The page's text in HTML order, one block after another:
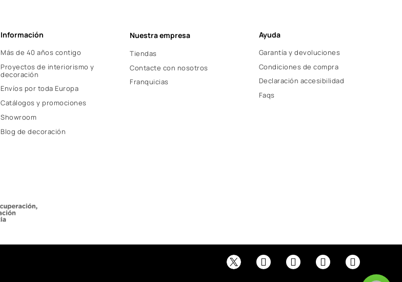
Información
Más de 40 años contigo
Proyectos de interiorismo y
decoración
Envíos por toda Europa
Catálogos y promociones
Showroom
Blog de decoración
Nuestra empresa
Tiendas
Contacte con nosotros
Franquicias
Ayuda
Garantía y devoluciones
Condiciones de compra
Declaración accesibilidad
Faqs